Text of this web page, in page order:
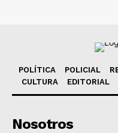
POLÍTICA POLICIAL
CULTURA
EDITORIAL
Nosotros